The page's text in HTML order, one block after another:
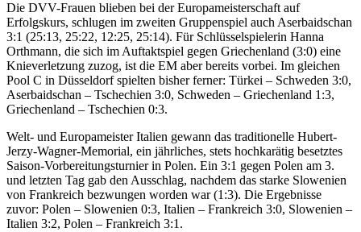
Die DVV-Frauen blieben bei der Europameisterschaft auf
Erfolgskurs, schlugen im zweiten Gruppenspiel auch Aserbaidschan
3:1 (25:13, 25:22, 12:25, 25:14). Für Schlüsselspielerin Hanna
Orthmann, die sich im Auftaktspiel gegen Griechenland (3:0) eine
Knieverletzung zuzog, ist die EM aber bereits vorbei. Im gleichen
Pool C in Düsseldorf spielten bisher ferner: Türkei – Schweden 3:0,
Aserbaidschan – Tschechien 3:0, Schweden – Griechenland 1:3,
Griechenland – Tschechien 0:3.
Welt- und Europameister Italien gewann das traditionelle Hubert-
Jerzy-Wagner-Memorial, ein jährliches, stets hochkarätig besetztes
Saison-Vorbereitungsturnier in Polen. Ein 3:1 gegen Polen am 3.
und letzten Tag gab den Ausschlag, nachdem das starke Slowenien
von Frankreich bezwungen worden war (1:3). Die Ergebnisse
zuvor: Polen – Slowenien 0:3, Italien – Frankreich 3:0, Slowenien –
Italien 3:2, Polen – Frankreich 3:1.